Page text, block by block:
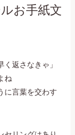
お手紙文
返さなきゃ」
ね
に言葉を交わす